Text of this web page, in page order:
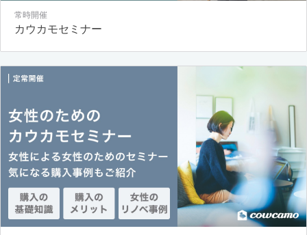
常時開催
カウカモセミナー